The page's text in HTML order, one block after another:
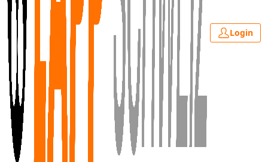
Login